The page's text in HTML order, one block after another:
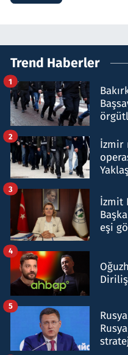
Trend Haberler
1
İzmir
2
İzmit
eşi
3
4
5